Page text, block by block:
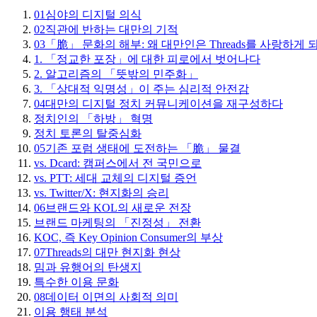
01 심야의 디지털 의식
02직관에 반하는 대만의 기적
03 「脆」 문화의 해부: 왜 대만인은 Threads를 사랑하게
1. 「정교한 포장」에 대한 피로에서 벗어나다
2. 알고리즘의 「뜻밖의 민주화」
3. 「상대적 익명성」이 주는 심리적 안전감
04대만의 디지털 정치 커뮤니케이션을 재구성하다
정치인의 「하방」 혁명
정치 토론의 탈중심화
05기존 포럼 생태에 도전하는 「脆」 물결
vs. Dcard: 캠퍼스에서 전 국민으로
vs. PTT: 세대 교체의 디지털 증언
vs. Twitter/X: 현지화의 승리
06브랜드와 KOL의 새로운 전장
브랜드 마케팅의 「진정성」 전환
KOC, 즉 Key Opinion Consumer의 부상
07Threads의 대만 현지화 현상
밈과 유행어의 탄생지
특수한 이용 문화
08데이터 이면의 사회적 의미
이용 행태 분석